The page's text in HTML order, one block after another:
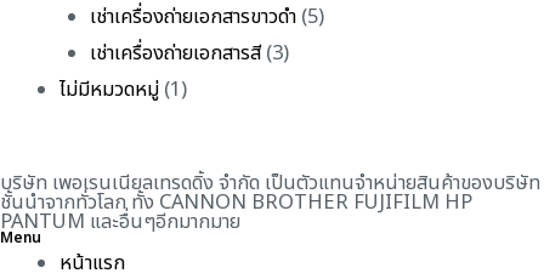
เช่าเครื่องถ่ายเอกสารขาวดำ(5)
เช่าเครื่องถ่ายเอกสารสี(3)
ไม่มีหมวดหมู่ (1)
บริษัท เพอเรนเนียลเทรดดิ้ง จำกัด เป็นตัวแทนจำหน่ายสินค้าของบริษัท
ชั้นนำจากทั่วโลก ทั้ง CANNON BROTHER FUJIFILM HP
PANTUM และอื่นๆอีกมากมาย
Menu
หน้าแรก